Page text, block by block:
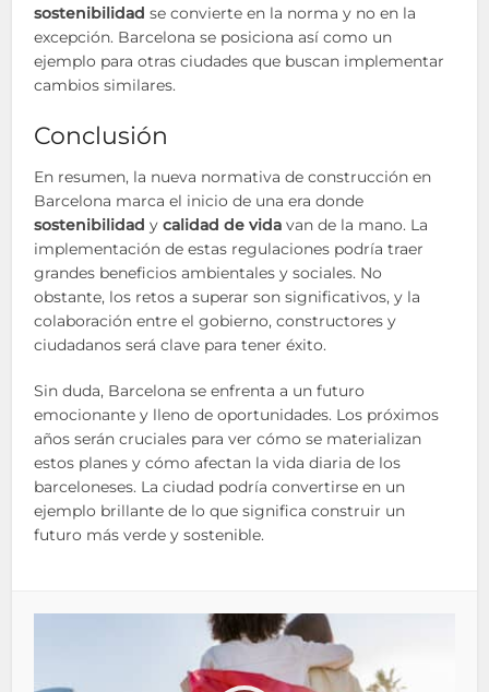
sostenibilidad se convierte en la norma y no en la
excepción. Barcelona se posiciona así como un
ejemplo para otras ciudades que buscan implementar
cambios similares.
Conclusión
En resumen, la nueva normativa de construcción en
Barcelona marca el inicio de una era donde
sostenibilidad ycalidad de vida van de la mano. La
implementación de estas regulaciones podría traer
grandes beneficios ambientales y sociales. No
obstante, los retos a superar son significativos, y la
colaboración entre el gobierno, constructores y
ciudadanos será clave para tener éxito.
Sin duda, Barcelona se enfrenta a un futuro
emocionante y lleno de oportunidades. Los próximos
años serán cruciales para ver cómo se materializan
estos planes y cómo afectan la vida diaria de los
barceloneses. La ciudad podría convertirse en un
ejemplo brillante de lo que significa construir un
futuro más verde y sostenible.